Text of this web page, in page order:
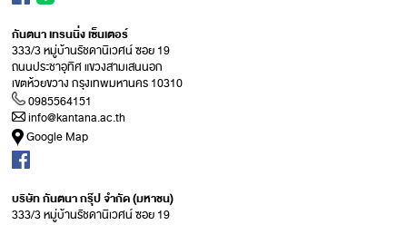
กันตนา เทรนนิ่ง เซ็นเตอร์
333/3 หมู่บ้านรัชดานิเวศน์ ซอย 19
ถนนประชาอุทิศ แขวงสามเสนนอก
เขตห้วยขวาง กรุงเทพมหานคร 10310
0985564151
info@kantana.ac.th
Google Map
บริษัท กันตนา กรุ๊ป จำกัด (มหาชน)
333/3 หมู่บ้านรัชดานิเวศน์ ซอย 19